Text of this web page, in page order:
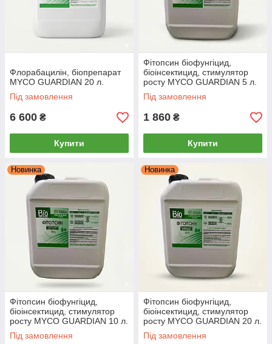
Флорабацилін, біопрепарат
MYCO GUARDIAN 20 л.
Під замовлення
6 600 ₴
Купити
Фітопсин біофунгіцид,
біоінсектицид, стимулятор
росту MYCO GUARDIAN 5 л.
Під замовлення
1 860 ₴
Купити
Новинка
Фітопсин біофунгіцид,
біоінсектицид, стимулятор
росту MYCO GUARDIAN 10 л.
Під замовлення
Новинка
Фітопсин біофунгіцид,
біоінсектицид, стимулятор
росту MYCO GUARDIAN 20 л.
Під замовлення